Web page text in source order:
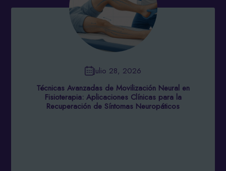
Julio 28, 2026
Técnicas Avanzadas de Movilización Neural en
Fisioterapia: Aplicaciones Clínicas para la
Recuperación de Síntomas Neuropáticos